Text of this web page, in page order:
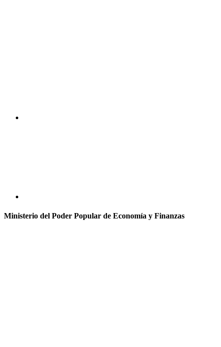
Ministerio del Poder Popular de Economía y Finanzas